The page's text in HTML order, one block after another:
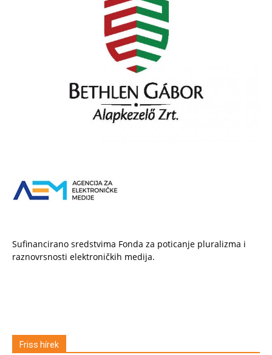
Sufinancirano sredstvima Fonda za poticanje pluralizma i
raznovrsnosti elektroničkih medija.
Friss hírek